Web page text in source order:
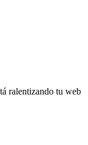
ralentizando tu web